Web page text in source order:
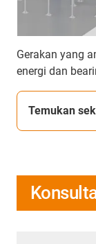
Gerakan yang
energi dan
Temukan